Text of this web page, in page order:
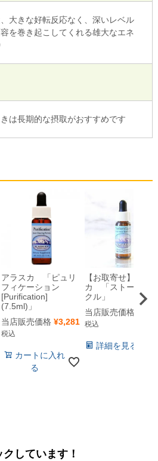
大きな好転反応なく、深いレベル
を巻き起こしてくれる雄大なエネ
は長期的な摂取がおすすめです
アラスカ 「ピュリ
フィケーション
[Purification]
(7.5ml)」
当店販売価格 ¥3,281
税込
カートに入れ
る
【お取寄せ】アラ
カ 「ストーンサ
クル」
当店販売価格
税込
詳細を見る
しています！